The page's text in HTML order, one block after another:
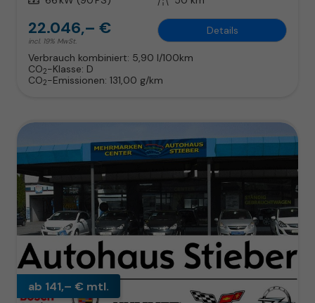
22.046,– €
incl. 19% MwSt.
Details
Verbrauch kombiniert: 5,90 l/100km
CO2-Klasse: D
CO2-Emissionen: 131,00 g/km
ab 141,– € mtl.